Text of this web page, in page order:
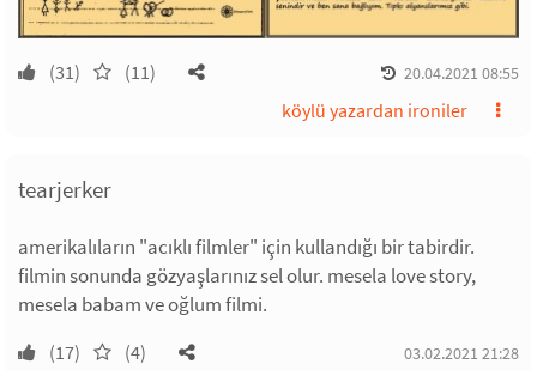
(31) (11) 20.04.2021 08:55
köylü yazardan ironiler
tearjerker
amerikalıların "acıklı filmler" için kullandığı bir tabirdir.
filmin sonunda gözyaşlarınız sel olur. mesela love story,
mesela babam ve oğlum filmi.
(17) (4) 03.02.2021 21:28